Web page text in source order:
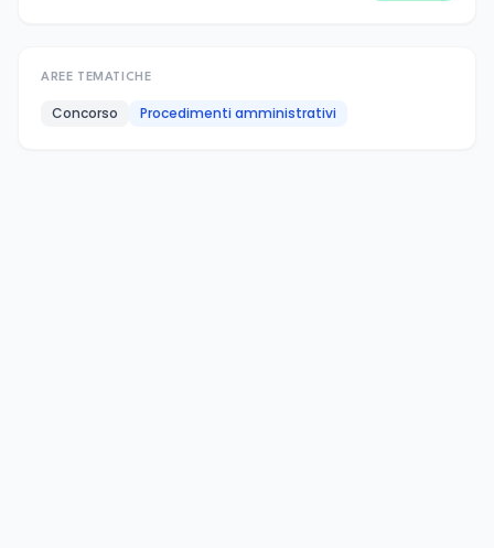
AREE TEMATICHE
Concorso Procedimenti amministrativi